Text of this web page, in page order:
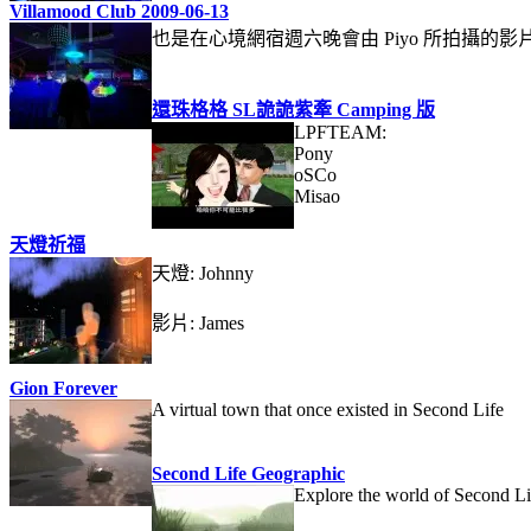
Villamood Club 2009-06-13
也是在心境網宿週六晚會由 Piyo 所拍攝的影
還珠格格 SL詭詭紫牽 Camping 版
LPFTEAM:
Pony
oSCo
Misao
天燈祈福
天燈: Johnny
影片: James
Gion Forever
A virtual town that once existed in Second Life
Second Life Geographic
Explore the world of Second